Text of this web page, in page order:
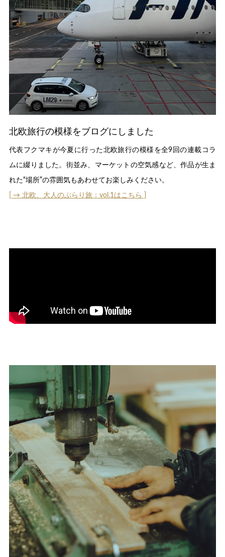
北欧旅行の模様をブログにしました
代表フクマキが今夏に行った北欧旅行の模様を全9回の連載コラ
ムに綴りました。街並み、マーケットの空気感など、作品が生ま
れた“場所”の雰囲気もあわせてお楽しみください。
[ → 北欧、大人のぶらり旅：vol.1はこちら ]